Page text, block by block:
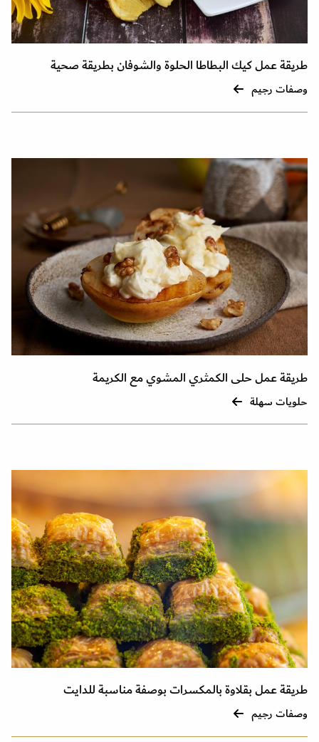
طريقة عمل كيك البطاطا الحلوة والشوفان بطريقة صحية
وصفات رجيم
طريقة عمل حلى الكمثري المشوي مع الكريمة
حلويات سهلة
طريقة عمل بقلاوة بالمكسرات بوصفة مناسبة للدايت
وصفات رجيم